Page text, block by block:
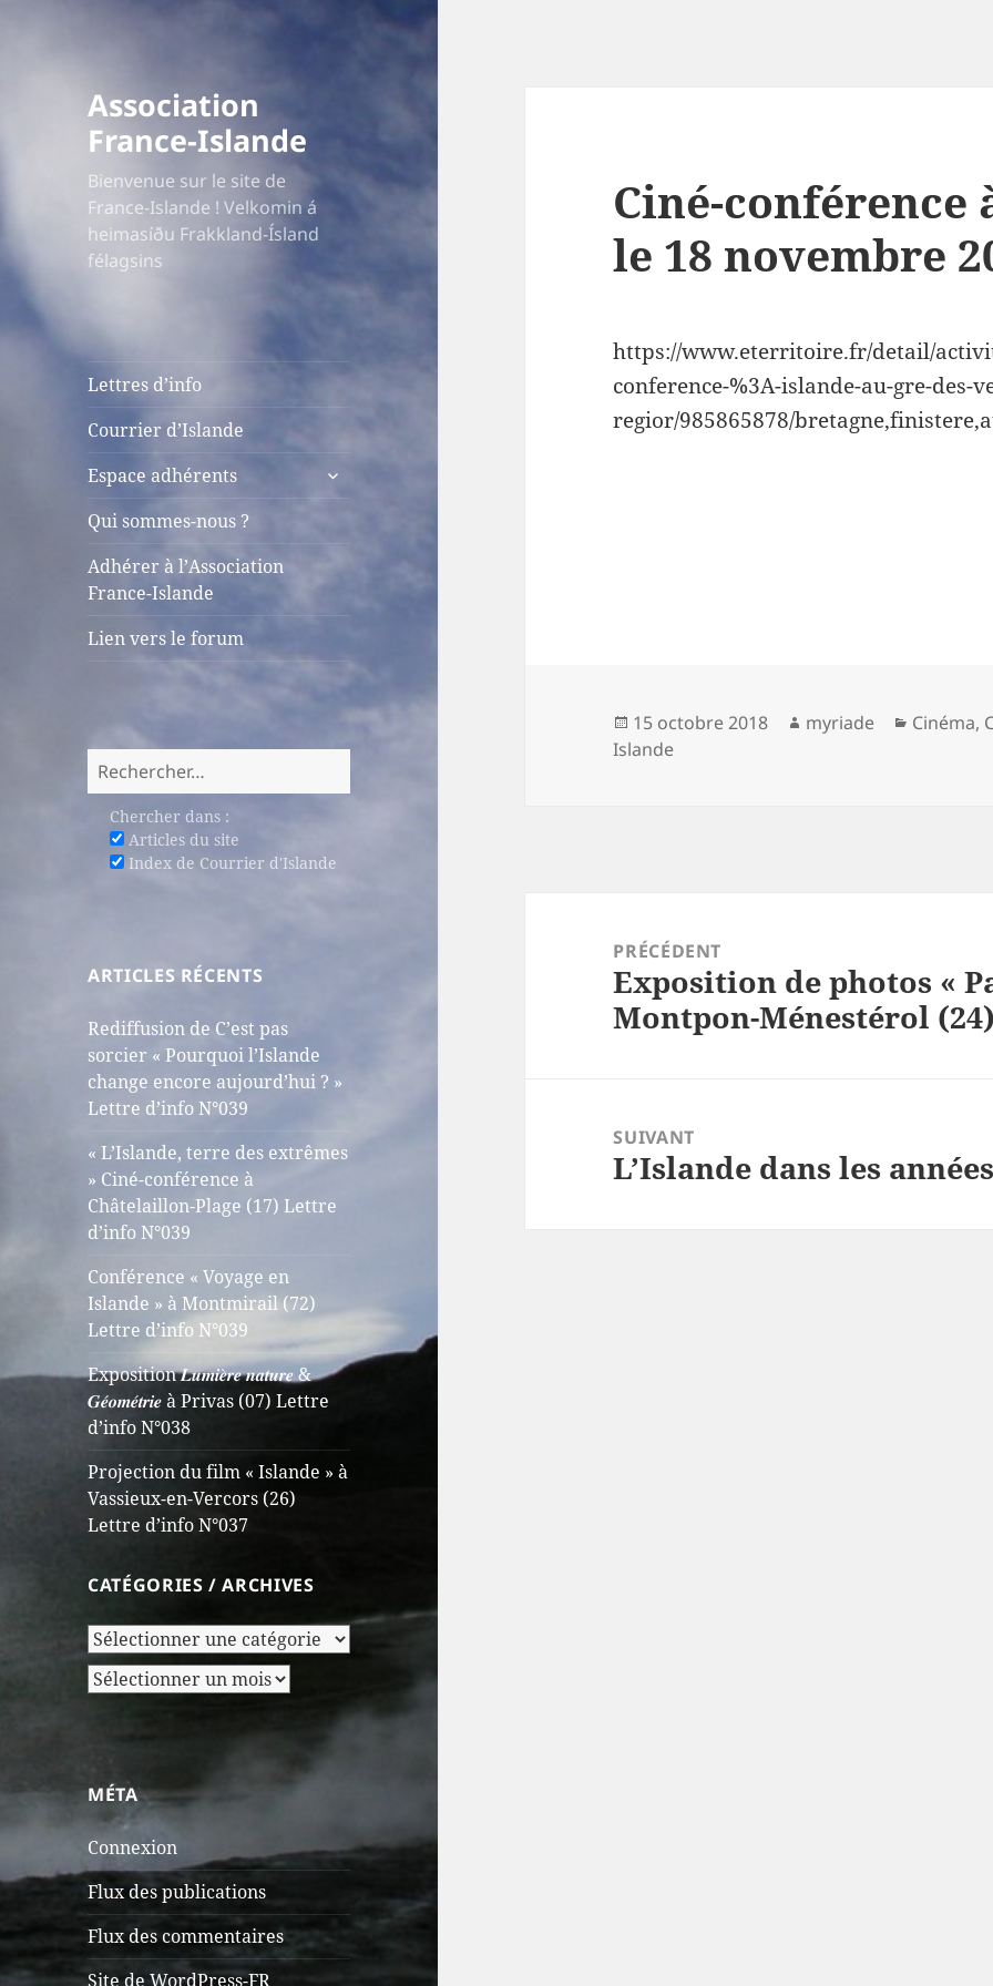
Association
France-Islande
Bienvenue sur le site de
France-Islande ! Velkomin á
heimasíðu Frakkland-Ísland
félagsins
Lettres d’info
Courrier d’Islande
Espace adhérents
ouvrir
menu
Qui sommes-nous ?
Adhérer à l’Association
France-Islande
Lien vers le forum
Rechercher :
Chercher dans :
Articles du site
Index de Courrier d'Islande
ARTICLES RÉCENTS
Rediffusion de C’est pas
sorcier « Pourquoi l’Islande
change encore aujourd’hui ? »
Lettre d’info N°039
« L’Islande, terre des extrêmes
» Ciné-conférence à
Châtelaillon-Plage (17) Lettre
d’info N°039
Conférence « Voyage en
Islande » à Montmirail (72)
Lettre d’info N°039
Exposition 𝑳𝒖𝒎𝒊𝒆̀𝒓𝒆 𝒏𝒂𝒕𝒖𝒓𝒆 &
𝑮𝒆́𝒐𝒎𝒆́𝒕𝒓𝒊𝒆 à Privas (07) Lettre
d’info N°038
Projection du film « Islande » à
Vassieux-en-Vercors (26)
Lettre d’info N°037
CATÉGORIES / ARCHIVES
Catégories
/
Archives
Archives
MÉTA
Connexion
Flux des publications
Flux des commentaires
Site de WordPress-FR
Ciné-conférence
le 18 novembre
https://www.eterritoire.fr/detail/
conference-%3A-islande-au-gre-
regior/985865878/
Publié
le
15 octobre 2018 Auteur
myriade Cinéma,
Islande
PRÉCÉDENT
Article
précédent :
Exposition de photos «
Montpon-Ménestérol (24)
SUIVANT
Article
L’Islande dans les